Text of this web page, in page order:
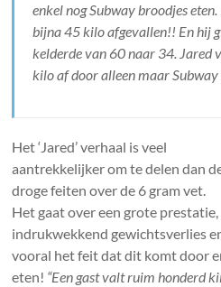
enkel nog Subway broodjes
bijna 45 kilo afgevallen!! En hij
kelderde van 60 naar 34.
kilo af door alleen maar Subway
Het ‘Jared’ verhaal is veel
aantrekkelijker om te delen dan
droge feiten over de 6 gram vet.
Het gaat over een grote prestatie,
indrukwekkend gewichtsverlies
vooral het feit dat dit komt door
eten! “Een gast valt ruim honderd